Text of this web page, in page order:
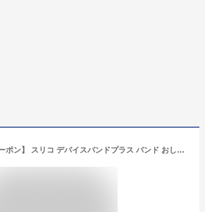
【最大30%offクーポン】 スリコ デバイスバンドプラス バンド おしゃれ 3COINS スマートウォッチ プラス バンド かわいい 韓国 レザー 3COINS デバイスバンドplus 交換バンド 交換ベルト マグネット 磁石 スマートウォッチ ベルト くすみカラー 大人可愛い 大人女子 nexmate